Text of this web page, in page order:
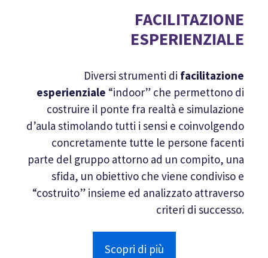
FACILITAZIONE
ESPERIENZIALE
Diversi strumenti di facilitazione
esperienziale “indoor” che permettono di
costruire il ponte fra realtà e simulazione
d’aula stimolando tutti i sensi e coinvolgendo
concretamente tutte le persone facenti
parte del gruppo attorno ad un compito, una
sfida, un obiettivo che viene condiviso e
“costruito” insieme ed analizzato attraverso
criteri di successo.
Scopri di più